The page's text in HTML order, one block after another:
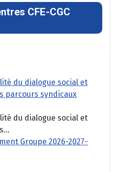
CFE-CGC
du dialogue social et
parcours syndicaux
du dialogue social et
Groupe 2026-2027-